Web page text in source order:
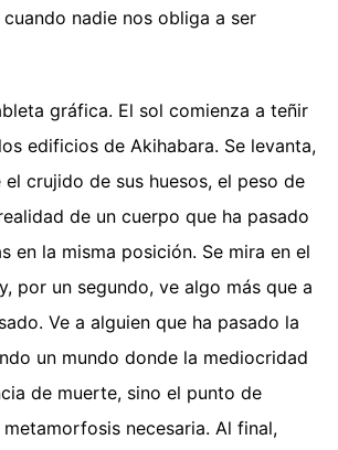
nadie nos obliga a ser
gráfica. El sol comienza a teñir
edificios de Akihabara. Se levanta,
crujido de sus huesos, el peso de
de un cuerpo que ha pasado
en la misma posición. Se mira en el
por un segundo, ve algo más que a
Ve a alguien que ha pasado la
un mundo donde la mediocridad
de muerte, sino el punto de
necesaria. Al final,